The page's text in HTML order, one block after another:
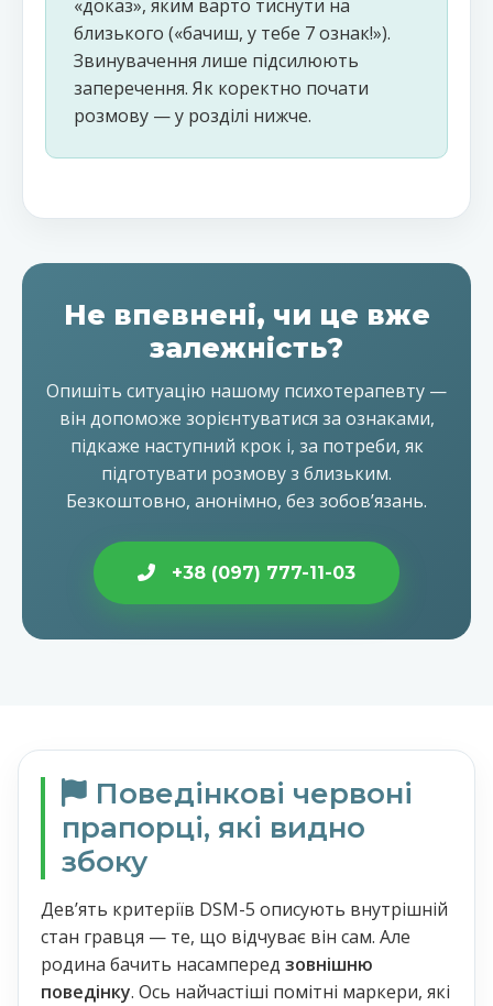
«доказ», яким варто тиснути на
близького («бачиш, у тебе 7 ознак!»).
Звинувачення лише підсилюють
заперечення. Як коректно почати
розмову — у розділі нижче.
Не впевнені, чи це вже
залежність?
Опишіть ситуацію нашому психотерапевту —
він допоможе зорієнтуватися за ознаками,
підкаже наступний крок і, за потреби, як
підготувати розмову з близьким.
Безкоштовно, анонімно, без зобовʼязань.
+38 (097) 777-11-03
Поведінкові червоні
прапорці, які видно
збоку
Дев’ять критеріїв DSM-5 описують внутрішній
стан гравця — те, що відчуває він сам. Але
родина бачить насамперед зовнішню
поведінку. Ось найчастіші помітні маркери, які